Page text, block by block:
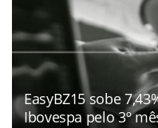
EasyBZ15 sobe
Ibovespa pelo 3º